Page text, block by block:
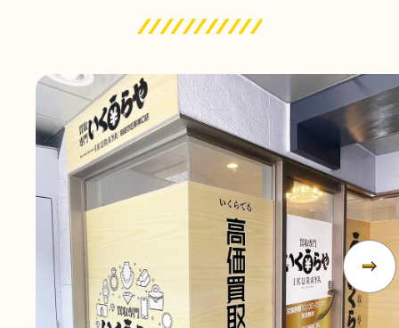
無 料
で今すぐ無料査定
総合受付
10:00-19:00（年中無休）/通話料無料